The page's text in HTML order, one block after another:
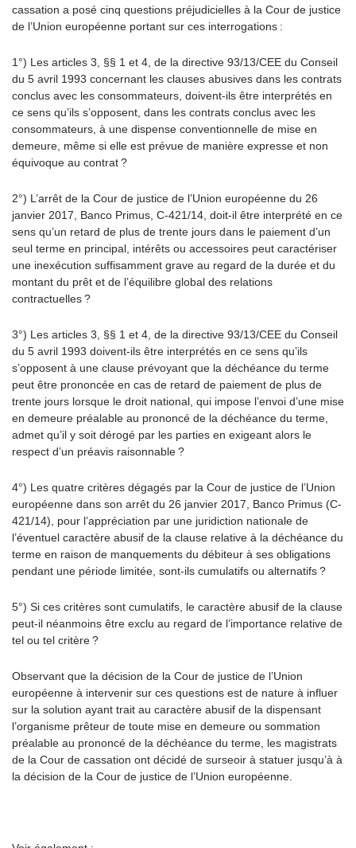
cassation a posé cinq questions préjudicielles à la Cour de justice
de l’Union européenne portant sur ces interrogations :
1°) Les articles 3, §§ 1 et 4, de la directive 93/13/CEE du Conseil
du 5 avril 1993 concernant les clauses abusives dans les contrats
conclus avec les consommateurs, doivent-ils être interprétés en
ce sens qu’ils s’opposent, dans les contrats conclus avec les
consommateurs, à une dispense conventionnelle de mise en
demeure, même si elle est prévue de manière expresse et non
équivoque au contrat ?
2°) L’arrêt de la Cour de justice de l’Union européenne du 26
janvier 2017, Banco Primus, C-421/14, doit-il être interprété en ce
sens qu’un retard de plus de trente jours dans le paiement d’un
seul terme en principal, intérêts ou accessoires peut caractériser
une inexécution suffisamment grave au regard de la durée et du
montant du prêt et de l’équilibre global des relations
contractuelles ?
3°) Les articles 3, §§ 1 et 4, de la directive 93/13/CEE du Conseil
du 5 avril 1993 doivent-ils être interprétés en ce sens qu’ils
s’opposent à une clause prévoyant que la déchéance du terme
peut être prononcée en cas de retard de paiement de plus de
trente jours lorsque le droit national, qui impose l’envoi d’une mise
en demeure préalable au prononcé de la déchéance du terme,
admet qu’il y soit dérogé par les parties en exigeant alors le
respect d’un préavis raisonnable ?
4°) Les quatre critères dégagés par la Cour de justice de l’Union
européenne dans son arrêt du 26 janvier 2017, Banco Primus (C-
421/14), pour l’appréciation par une juridiction nationale de
l’éventuel caractère abusif de la clause relative à la déchéance du
terme en raison de manquements du débiteur à ses obligations
pendant une période limitée, sont-ils cumulatifs ou alternatifs ?
5°) Si ces critères sont cumulatifs, le caractère abusif de la clause
peut-il néanmoins être exclu au regard de l’importance relative de
tel ou tel critère ?
Observant que la décision de la Cour de justice de l’Union
européenne à intervenir sur ces questions est de nature à influer
sur la solution ayant trait au caractère abusif de la dispensant
l’organisme prêteur de toute mise en demeure ou sommation
préalable au prononcé de la déchéance du terme, les magistrats
de la Cour de cassation ont décidé de surseoir à statuer jusqu’à à
la décision de la Cour de justice de l’Union européenne.